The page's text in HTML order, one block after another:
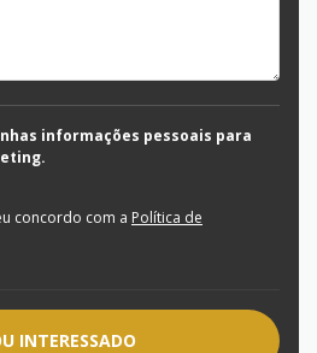
informações pessoais para
concordo com a Política de
INTERESSADO